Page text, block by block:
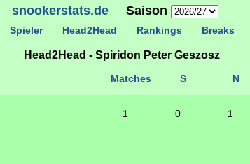
snookerstats.deSaison
Spieler Head2Head Rankings Breaks
Head2Head - Spiridon Peter Geszosz
Matches S N
1 0 1